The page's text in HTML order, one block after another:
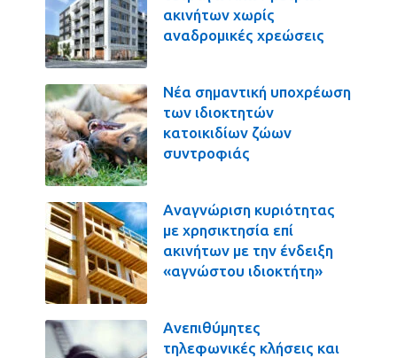
ακινήτων χωρίς
αναδρομικές χρεώσεις
Νέα σημαντική υποχρέωση
των ιδιοκτητών
κατοικιδίων ζώων
συντροφιάς
Αναγνώριση κυριότητας
με χρησικτησία επί
ακινήτων με την ένδειξη
«αγνώστου ιδιοκτήτη»
Ανεπιθύμητες
τηλεφωνικές κλήσεις και